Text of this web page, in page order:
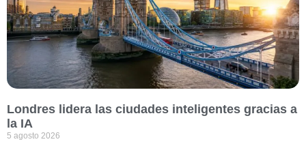
Londres lidera las ciudades inteligentes gracias a
la IA
5 agosto 2026